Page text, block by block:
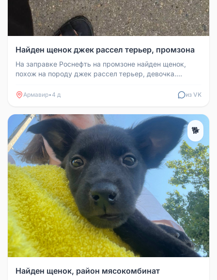
Найден щенок джек рассел терьер, промзона
На заправке Роснефть на промзоне найден щенок,
похож на породу джек рассел терьер, девочка.
Армавир•4 д из VK
🐕
Найден щенок, район мясокомбинат